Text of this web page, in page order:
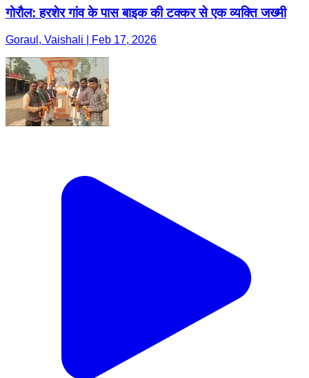
गोरौल: हरशेर गांव के पास बाइक की टक्कर से एक व्यक्ति जख्मी
Goraul, Vaishali | Feb 17, 2026